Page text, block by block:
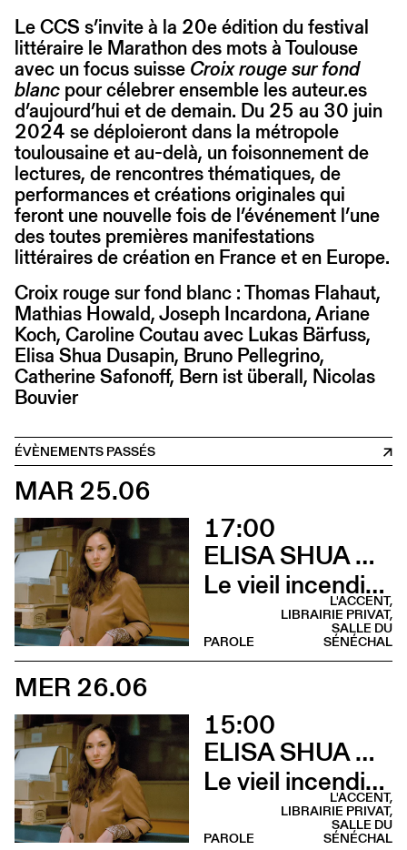
Le CCS s’invite à la 20e édition du festival
littéraire le Marathon des mots à Toulouse
avec un focus suisse Croix rouge sur fond
blanc pour célebrer ensemble les auteur.es
d’aujourd’hui et de demain. Du 25 au 30 juin
2024 se déploieront dans la métropole
toulousaine et au-delà, un foisonnement de
lectures, de rencontres thématiques, de
performances et créations originales qui
feront une nouvelle fois de l’événement l’une
des toutes premières manifestations
littéraires de création en France et en Europe.
Croix rouge sur fond blanc : Thomas Flahaut,
Mathias Howald, Joseph Incardona, Ariane
Koch, Caroline Coutau avec Lukas Bärfuss,
Elisa Shua Dusapin, Bruno Pellegrino,
Catherine Safonoff, Bern ist überall, Nicolas
Bouvier
ÉVÈNEMENTS PASSÉS
MAR 25.06
17:00
ELISA SHUA DUSAPIN
Le vieil incendie (Rencontre - Librairie Privat)
L'ACCENT,
LIBRAIRIE PRIVAT,
SALLE DU
SÉNÉCHAL
PAROLE
MER 26.06
15:00
ELISA SHUA DUSAPIN
Le vieil incendie (Lecture musicale - Salle du Sénéchal)
L'ACCENT,
LIBRAIRIE PRIVAT,
SALLE DU
SÉNÉCHAL
PAROLE